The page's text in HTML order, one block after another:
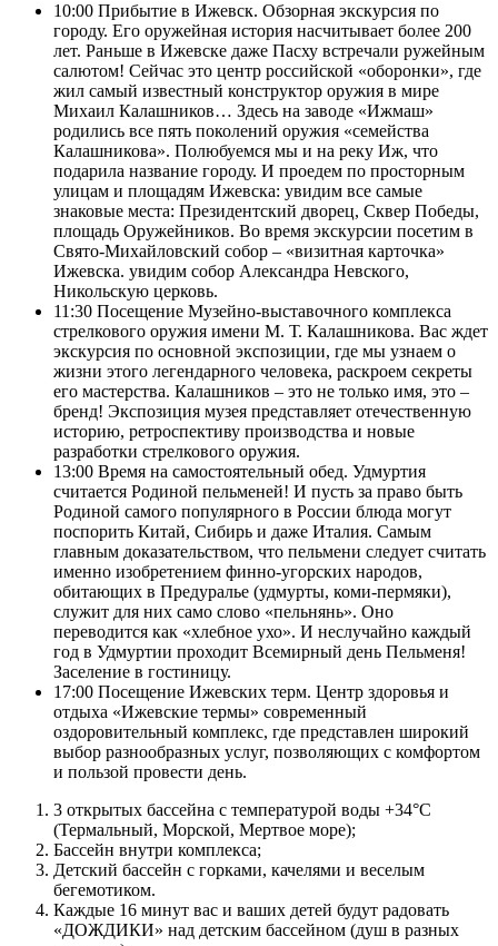
10:00 Прибытие в Ижевск. Обзорная экскурсия по
городу. Его оружейная история насчитывает более 200
лет. Раньше в Ижевске даже Пасху встречали ружейным
салютом! Сейчас это центр российской «оборонки», где
жил самый известный конструктор оружия в мире
Михаил Калашников… Здесь на заводе «Ижмаш»
родились все пять поколений оружия «семейства
Калашникова». Полюбуемся мы и на реку Иж, что
подарила название городу. И проедем по просторным
улицам и площадям Ижевска: увидим все самые
знаковые места: Президентский дворец, Сквер Победы,
площадь Оружейников. Во время экскурсии посетим в
Свято-Михайловский собор – «визитная карточка»
Ижевска. увидим собор Александра Невского,
Никольскую церковь.
11:30 Посещение Музейно-выставочного комплекса
стрелкового оружия имени М. Т. Калашникова. Вас ждет
экскурсия по основной экспозиции, где мы узнаем о
жизни этого легендарного человека, раскроем секреты
его мастерства. Калашников – это не только имя, это –
бренд! Экспозиция музея представляет отечественную
историю, ретроспективу производства и новые
разработки стрелкового оружия.
13:00 Время на самостоятельный обед. Удмуртия
считается Родиной пельменей! И пусть за право быть
Родиной самого популярного в России блюда могут
поспорить Китай, Сибирь и даже Италия. Самым
главным доказательством, что пельмени следует считать
именно изобретением финно-угорских народов,
обитающих в Предуралье (удмурты, коми-пермяки),
служит для них само слово «пельнянь». Оно
переводится как «хлебное ухо». И неслучайно каждый
год в Удмуртии проходит Всемирный день Пельменя!
Заселение в гостиницу.
17:00 Посещение Ижевских терм. Центр здоровья и
отдыха «Ижевские термы» современный
оздоровительный комплекс, где представлен широкий
выбор разнообразных услуг, позволяющих с комфортом
и пользой провести день.
3 открытых бассейна с температурой воды +34°С
(Термальный, Морской, Мертвое море);
Бассейн внутри комплекса;
Детский бассейн с горками, качелями и веселым
бегемотиком.
Каждые 16 минут вас и ваших детей будут радовать
«ДОЖДИКИ» над детским бассейном (душ в разных